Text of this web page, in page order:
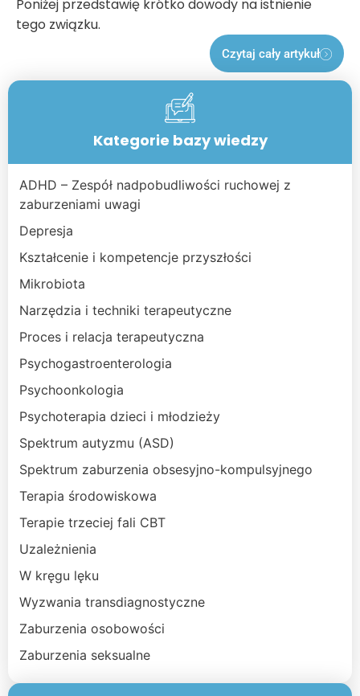
Poniżej przedstawię krótko dowody na istnienie
tego związku.
Czytaj cały artykuł
Kategorie bazy wiedzy
ADHD – Zespół nadpobudliwości ruchowej z
zaburzeniami uwagi
Depresja
Kształcenie i kompetencje przyszłości
Mikrobiota
Narzędzia i techniki terapeutyczne
Proces i relacja terapeutyczna
Psychogastroenterologia
Psychoonkologia
Psychoterapia dzieci i młodzieży
Spektrum autyzmu (ASD)
Spektrum zaburzenia obsesyjno-kompulsyjnego
Terapia środowiskowa
Terapie trzeciej fali CBT
Uzależnienia
W kręgu lęku
Wyzwania transdiagnostyczne
Zaburzenia osobowości
Zaburzenia seksualne